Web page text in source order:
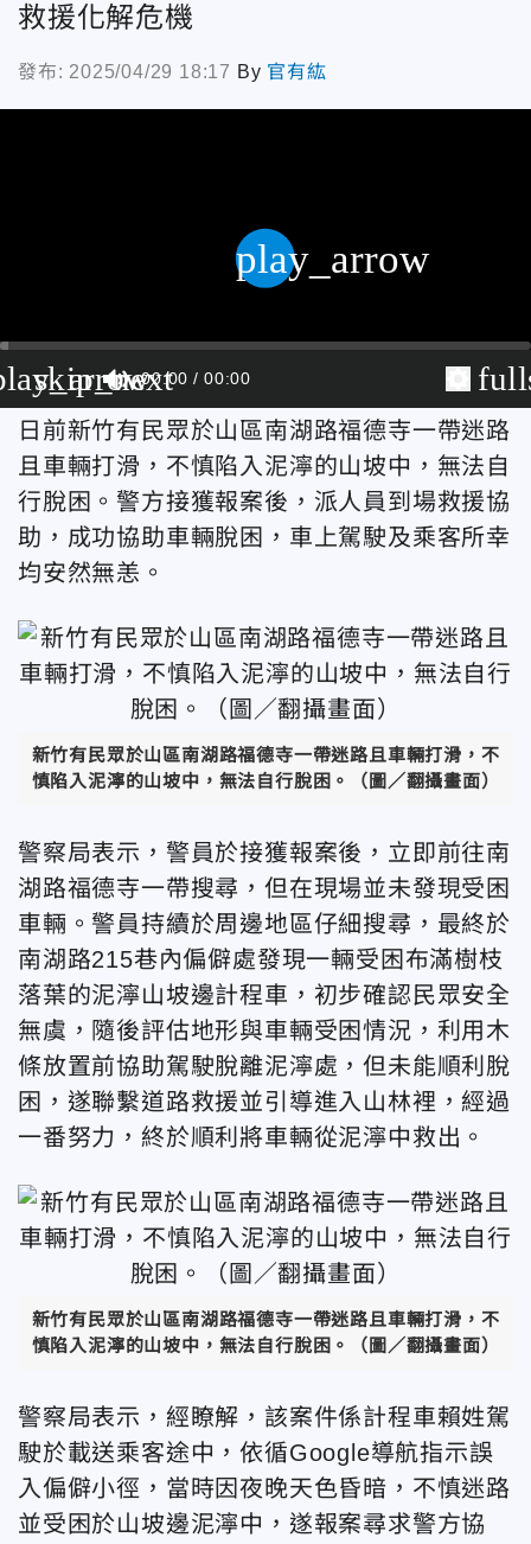
救援化解危機
發布: 2025/04/29 18:17 By 官有紘
skip_next
00:00 00:00
play_arrow
日前新竹有民眾於山區南湖路福德寺一帶迷路
且車輛打滑，不慎陷入泥濘的山坡中，無法自
行脫困。警方接獲報案後，派人員到場救援協
助，成功協助車輛脫困，車上駕駛及乘客所幸
均安然無恙。
新竹有民眾於山區南湖路福德寺一帶迷路且車輛打滑，不
慎陷入泥濘的山坡中，無法自行脫困。（圖／翻攝畫面）
警察局表示，警員於接獲報案後，立即前往南
湖路福德寺一帶搜尋，但在現場並未發現受困
車輛。警員持續於周邊地區仔細搜尋，最終於
南湖路215巷內偏僻處發現一輛受困布滿樹枝
落葉的泥濘山坡邊計程車，初步確認民眾安全
無虞，隨後評估地形與車輛受困情況，利用木
條放置前協助駕駛脫離泥濘處，但未能順利脫
困，遂聯繫道路救援並引導進入山林裡，經過
一番努力，終於順利將車輛從泥濘中救出。
新竹有民眾於山區南湖路福德寺一帶迷路且車輛打滑，不
慎陷入泥濘的山坡中，無法自行脫困。（圖／翻攝畫面）
警察局表示，經瞭解，該案件係計程車賴姓駕
駛於載送乘客途中，依循Google導航指示誤
入偏僻小徑，當時因夜晚天色昏暗，不慎迷路
並受困於山坡邊泥濘中，遂報案尋求警方協